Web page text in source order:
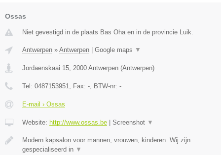
Ossas
Niet gevestigd in de plaats Bas Oha en in de provincie Luik.
Antwerpen » Antwerpen | Google maps ▼
Jordaenskaai 15 2000 Antwerpen (Antwerpen)
Tel: 0487153951 , Fax: - , BTW-nr: -
E-mail › Ossas
Website: http://www.ossas.be | Screenshot ▼
Modern kapsalon voor mannen, vrouwen, kinderen. Wij zijn
gespecialiseerd in ▼